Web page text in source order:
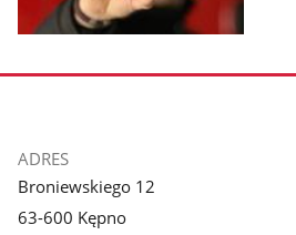
zdjęcie
stopka
ADRES
Broniewskiego 12
63-600 Kępno